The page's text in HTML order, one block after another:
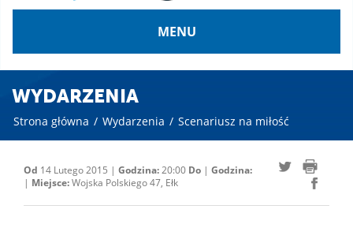
MENU
WYDARZENIA
Strona główna / Wydarzenia / Scenariusz na miłość
Od 14 Lutego 2015 | Godzina:20:00 Do | Godzina:
| Miejsce:Wojska Polskiego 47, Ełk